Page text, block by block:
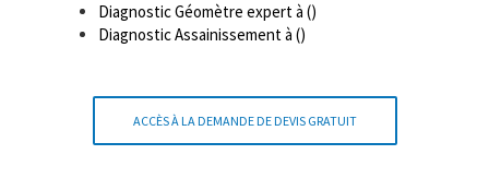
Diagnostic Géomètre expert à ()
Diagnostic Assainissement à ()
ACCÈS À LA DEMANDE DE DEVIS GRATUIT